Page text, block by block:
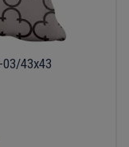
43x43